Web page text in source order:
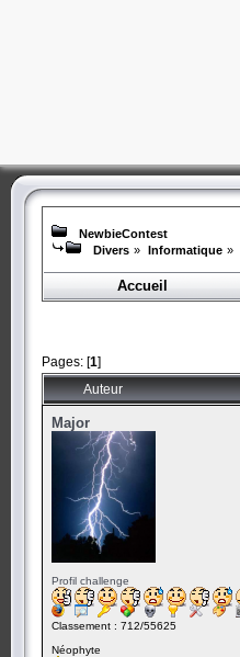
NewbieContest
Divers » Informatique »
Accueil
Pages: [1]
Auteur
Major
Profil challenge
Classement : 712/55625
Néophyte